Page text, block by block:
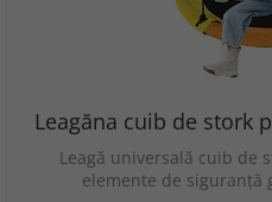
Leagăna cuib de stork
Leagă universală cuib de
elemente de siguranță